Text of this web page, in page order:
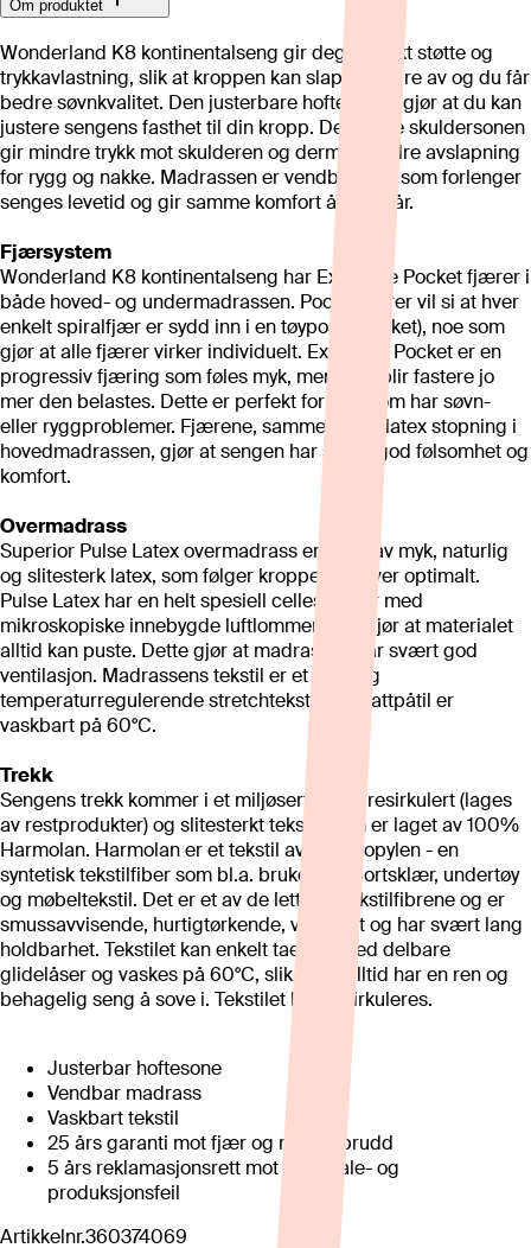
Om produktet
Wonderland K8 kontinentalseng gir deg perfekt støtte og
trykkavlastning, slik at kroppen kan slappe bedre av og du får
bedre søvnkvalitet. Den justerbare hoftesonen gjør at du kan
justere sengens fasthet til din kropp. Den myke skuldersonen
gir mindre trykk mot skulderen og dermed bedre avslapning
for rygg og nakke. Madrassen er vendbar, noe som forlenger
senges levetid og gir samme komfort år etter år.
Fjærsystem
Wonderland K8 kontinentalseng har Exclusive Pocket fjærer i
både hoved- og undermadrassen. Pocketfjærer vil si at hver
enkelt spiralfjær er sydd inn i en tøypose (pocket), noe som
gjør at alle fjærer virker individuelt. Exclusive Pocket er en
progressiv fjæring som føles myk, men som blir fastere jo
mer den belastes. Dette er perfekt for deg som har søvn-
eller ryggproblemer. Fjærene, sammen med latex stopning i
hovedmadrassen, gjør at sengen har svært god følsomhet og
komfort.
Overmadrass
Superior Pulse Latex overmadrass er laget av myk, naturlig
og slitesterk latex, som følger kroppens kurver optimalt.
Pulse Latex har en helt spesiell cellestruktur med
mikroskopiske innebygde luftlommer som gjør at materialet
alltid kan puste. Dette gjør at madrassen har svært god
ventilasjon. Madrassens tekstil er et mykt og
temperaturregulerende stretchtekstil, som attpåtil er
vaskbart på 60°C.
Trekk
Sengens trekk kommer i et miljøsertifisert, resirkulert (lages
av restprodukter) og slitesterkt tekstil, som er laget av 100%
Harmolan. Harmolan er et tekstil av polypropylen - en
syntetisk tekstilfiber som bl.a. brukes til sportsklær, undertøy
og møbeltekstil. Det er et av de letteste tekstilfibrene og er
smussavvisende, hurtigtørkende, vaskbart og har svært lang
holdbarhet. Tekstilet kan enkelt taes av med delbare
glidelåser og vaskes på 60°C, slik at du alltid har en ren og
behagelig seng å sove i. Tekstilet kan resirkuleres.
Justerbar hoftesone
Vendbar madrass
Vaskbart tekstil
25 års garanti mot fjær og rammebrudd
5 års reklamasjonsrett mot materiale- og
produksjonsfeil
Artikkelnr.360374069